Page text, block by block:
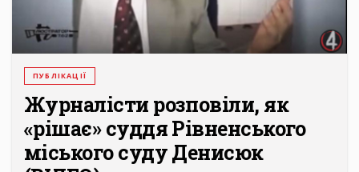
ПУБЛІКАЦІЇ
Журналісти розповіли, як
«рішає» суддя Рівненського
міського суду Денисюк